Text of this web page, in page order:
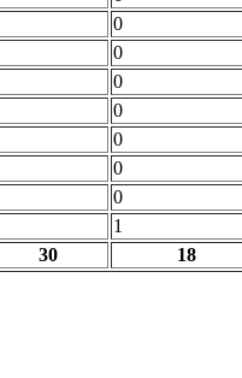
0
0
0
0
0
0
0
1
30 18